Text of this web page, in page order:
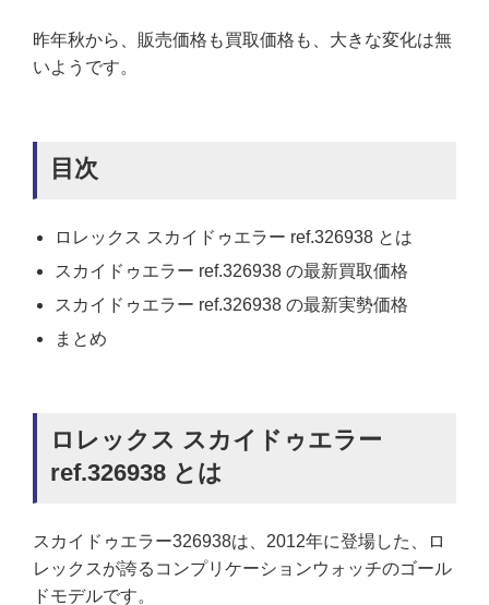
昨年秋から、販売価格も買取価格も、大きな変化は無
いようです。
目次
ロレックス スカイドゥエラー ref.326938 とは
スカイドゥエラー ref.326938 の最新買取価格
スカイドゥエラー ref.326938 の最新実勢価格
まとめ
ロレックス スカイドゥエラー
ref.326938 とは
スカイドゥエラー326938は、2012年に登場した、ロ
レックスが誇るコンプリケーションウォッチのゴール
ドモデルです。